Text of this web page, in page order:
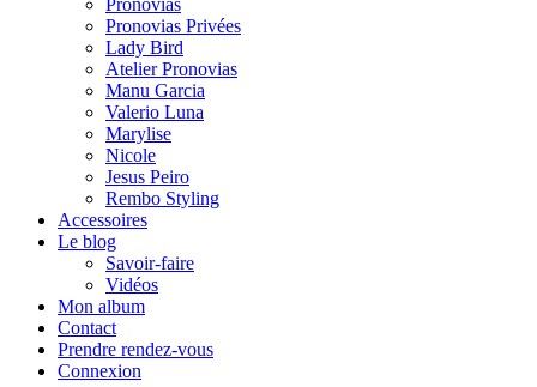
Pronovias
Pronovias Privées
Lady Bird
Atelier Pronovias
Manu Garcia
Valerio Luna
Marylise
Nicole
Jesus Peiro
Rembo Styling
Accessoires
Le blog
Savoir-faire
Vidéos
Mon album
Contact
Prendre rendez-vous
Connexion